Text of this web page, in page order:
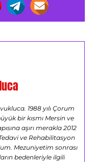
1988 yılı Çorum
bir kısmı Mersin ve
aşırı merakla 2012
ve Rehabilitasyon
Mezuniyetim sonrası
bedenleriyle ilgili